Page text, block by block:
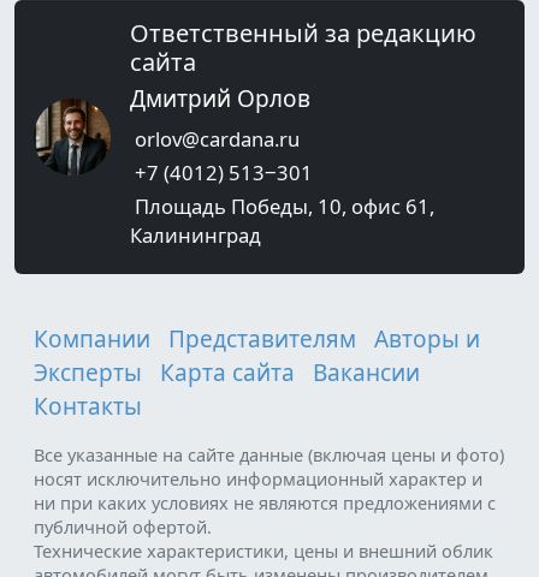
Ответственный за редакцию
сайта
Дмитрий Орлов
orlov@cardana.ru
+7 (4012) 513‒301
Площадь Победы, 10, офис 61,
Калининград
Компании Представителям
Авторы и
Эксперты
Карта сайта
Вакансии
Контакты
Все указанные на сайте данные (включая цены и фото)
носят исключительно информационный характер и
ни при каких условиях не являются предложениями с
публичной офертой.
Технические характеристики, цены и внешний облик